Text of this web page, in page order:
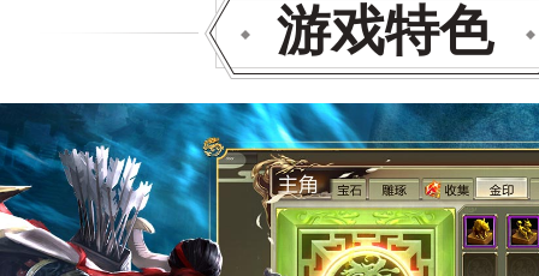
游戏特色